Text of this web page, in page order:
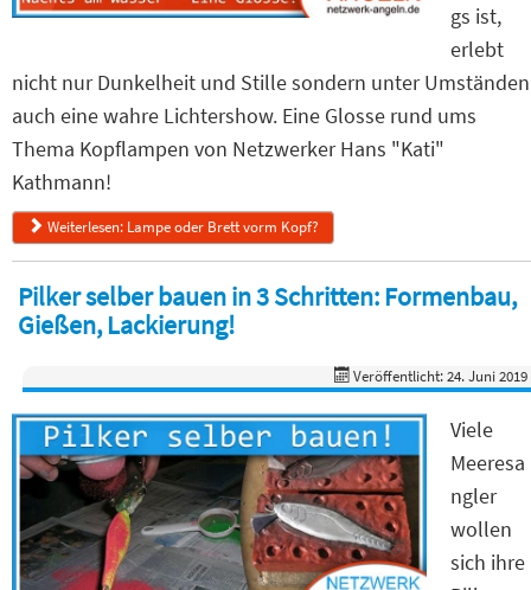
gs ist,
erlebt
nicht nur Dunkelheit und Stille sondern unter Umständen
auch eine wahre Lichtershow. Eine Glosse rund ums
Thema Kopflampen von Netzwerker Hans "Kati"
Kathmann!
Weiterlesen: Lampe oder Brett vorm Kopf?
Pilker selber bauen in 3 Schritten: Formenbau,
Gießen, Lackierung!
Veröffentlicht: 24. Juni 2019
Viele
Meeresa
ngler
wollen
sich ihre